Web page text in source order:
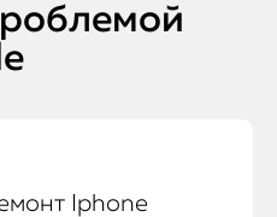
Iphone